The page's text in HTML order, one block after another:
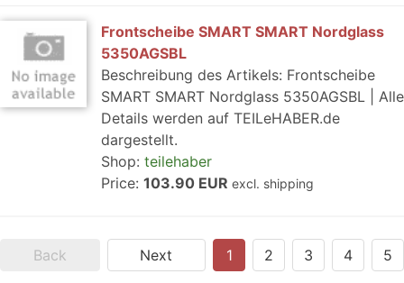
Frontscheibe SMART SMART Nordglass
5350AGSBL
Beschreibung des Artikels: Frontscheibe
SMART SMART Nordglass 5350AGSBL | Alle
Details werden auf TEILeHABER.de
dargestellt.
Shop: teilehaber
Price: 103.90 EUR excl. shipping
Back Next 1 2 3 4 5